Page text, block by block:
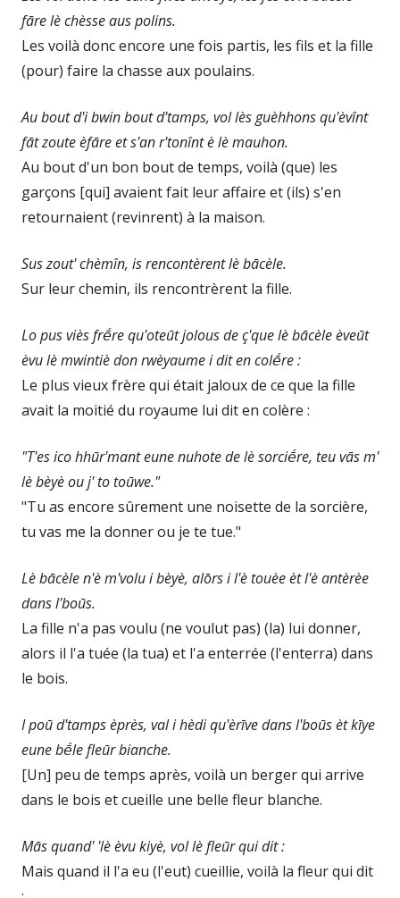
fāre lè chèsse aus polins.
Les voilà donc encore une fois partis, les fils et la fille
(pour) faire la chasse aux poulains.
Au bout d'i bwin bout d'tamps, vol lès guèhhons qu'èvînt
fāt zoute èfāre et s'an r'tonînt è lè mauhon.
Au bout d'un bon bout de temps, voilà (que) les
garçons [qui] avaient fait leur affaire et (ils) s'en
retournaient (revinrent) à la maison.
Sus zout' chèmîn, is rencontèrent lè bācèle.
Sur leur chemin, ils rencontrèrent la fille.
Lo pus viès frḗre qu'oteūt jolous de ç'que lè bācèle èveūt
èvu lè mwintiè don rwèyaume i dit en colḗre :
Le plus vieux frère qui était jaloux de ce que la fille
avait la moitié du royaume lui dit en colère :
"T'es ico hhūr'mant eune nuhote de lè sorciḗre, teu vās m'
lè bèyè ou j' to toūwe."
"Tu as encore sûrement une noisette de la sorcière,
tu vas me la donner ou je te tue."
Lè bācèle n'è m'volu i bèyè, alōrs i l'è touèe èt l'è antèrèe
dans l'boūs.
La fille n'a pas voulu (ne voulut pas) (la) lui donner,
alors il l'a tuée (la tua) et l'a enterrée (l'enterra) dans
le bois.
I poū d'tamps èprès, val i hèdi qu'èrīve dans l'boūs èt kīye
eune bḗle fleūr bianche.
[Un] peu de temps après, voilà un berger qui arrive
dans le bois et cueille une belle fleur blanche.
Mās quand' 'lè èvu kiyè, vol lè fleūr qui dit :
Mais quand il l'a eu (l'eut) cueillie, voilà la fleur qui dit